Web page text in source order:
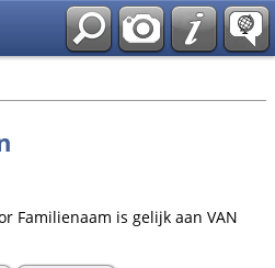
Familienaam is gelijk aan VAN